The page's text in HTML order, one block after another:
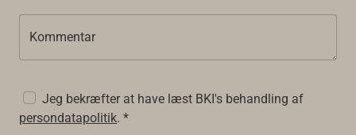
Kommentar
Jeg bekræfter at have læst BKI's behandling af
persondatapolitik. *